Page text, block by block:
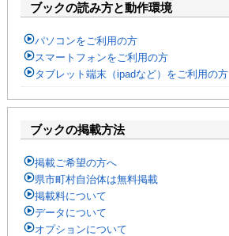
ブックの読み方と動作環境
パソコンをご利用の方
スマートフォンをご利用の方
タブレット端末（ipadなど）をご利用の方
ブックの掲載方法
掲載ご希望の方へ
県市町村自治体は無料掲載
掲載料について
データについて
オプションについて
長崎と天草地方の潜伏キリシタン
大学・専門学校ナビ
小・中学校ナビ
いきebooks
ながよebooks
ごとうebooks